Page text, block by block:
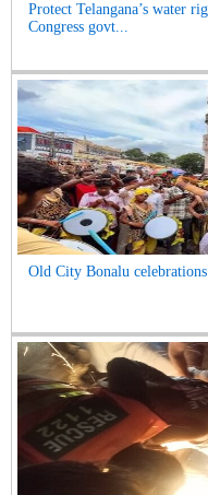
Protect Telangana’s water
Congress govt...
Old City Bonalu